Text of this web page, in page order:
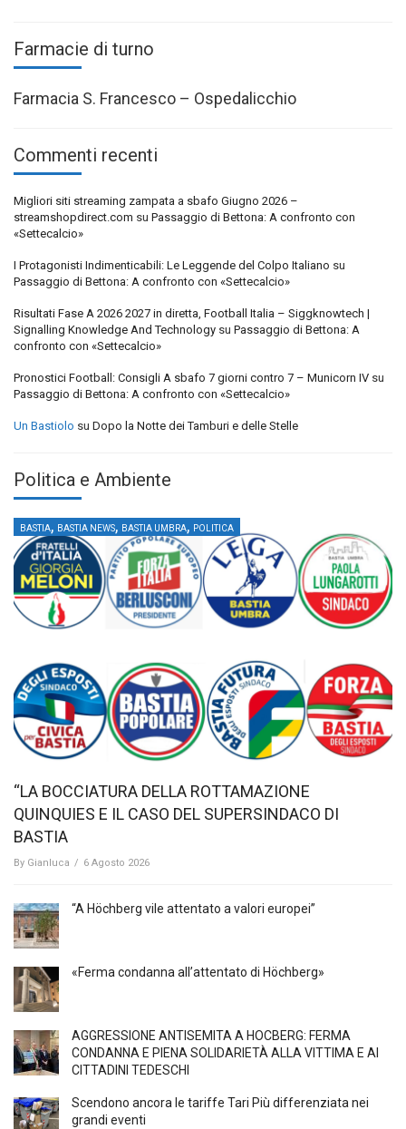
Farmacie di turno
Farmacia S. Francesco – Ospedalicchio
Commenti recenti
Migliori siti streaming zampata a sbafo Giugno 2026 –
streamshopdirect.com su Passaggio di Bettona: A confronto con
«Settecalcio»
I Protagonisti Indimenticabili: Le Leggende del Colpo Italiano su
Passaggio di Bettona: A confronto con «Settecalcio»
Risultati Fase A 2026 2027 in diretta, Football Italia – Siggknowtech |
Signalling Knowledge And Technology su Passaggio di Bettona: A
confronto con «Settecalcio»
Pronostici Football: Consigli A sbafo 7 giorni contro 7 – Municorn IV su
Passaggio di Bettona: A confronto con «Settecalcio»
Un Bastiolo su Dopo la Notte dei Tamburi e delle Stelle
Politica e Ambiente
BASTIA, BASTIA NEWS, BASTIA UMBRA, POLITICA
“LA BOCCIATURA DELLA ROTTAMAZIONE
QUINQUIES E IL CASO DEL SUPERSINDACO DI
BASTIA
By Gianluca / 6 Agosto 2026
“A Höchberg vile attentato a valori europei”
«Ferma condanna all’attentato di Höchberg»
AGGRESSIONE ANTISEMITA A HÖCBERG: FERMA
CONDANNA E PIENA SOLIDARIETÀ ALLA VITTIMA E AI
CITTADINI TEDESCHI
Scendono ancora le tariffe Tari Più differenziata nei
grandi eventi